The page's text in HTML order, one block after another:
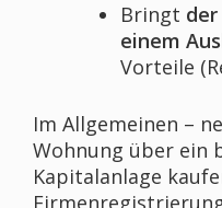
Bringt
einem
Vorteile
Im Allgemeinen –
Wohnung über ein
Kapitalanlage